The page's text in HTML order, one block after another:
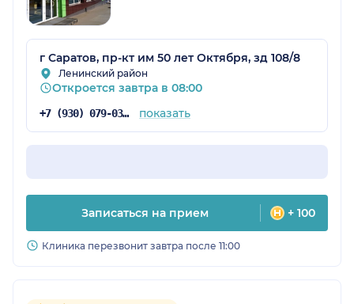
г Саратов, пр-кт им 50 лет Октября, зд 108/8
Ленинский район
Откроется завтра в 08:00
+7 (930) 079-03-01 показать
Записаться на прием + 100
Клиника перезвонит завтра после 11:00